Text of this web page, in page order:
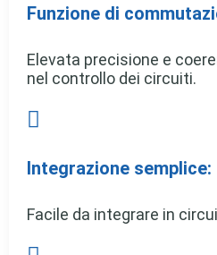
Funzione di
Elevata precisione e
nel controllo dei circuiti.

Integrazione semplice:
Facile da integrare in